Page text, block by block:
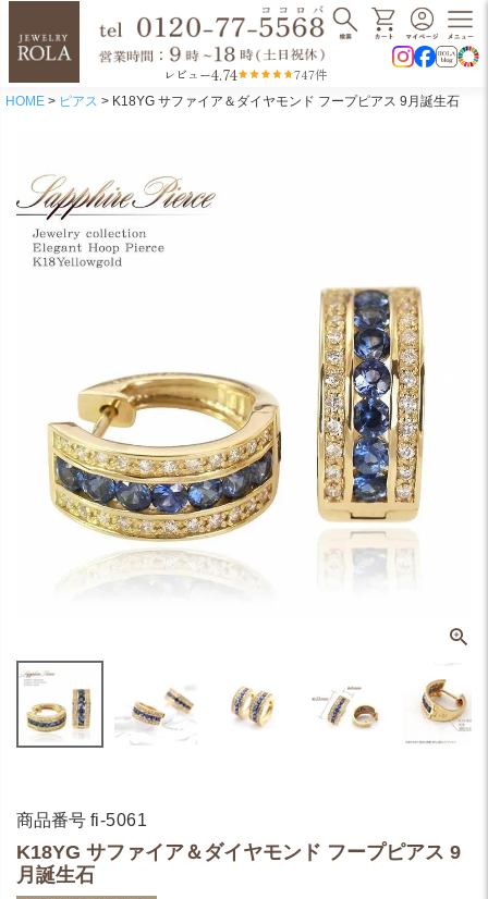
レビュー4.74 747件
HOME ピアス K18YG サファイア＆ダイヤモンド フープピアス 9月誕生石
商品番号 fi-5061
K18YG サファイア＆ダイヤモンド フープピアス 9
月誕生石